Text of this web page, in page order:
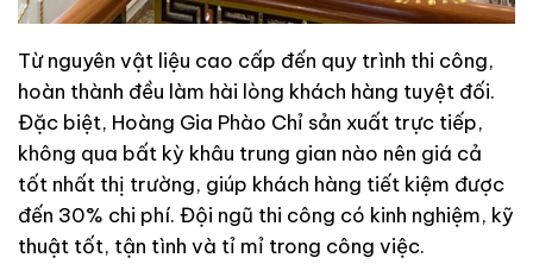
Từ nguyên vật liệu cao cấp đến quy trình thi công,
hoàn thành đều làm hài lòng khách hàng tuyệt đối.
Đặc biệt, Hoàng Gia Phào Chỉ sản xuất trực tiếp,
không qua bất kỳ khâu trung gian nào nên giá cả
tốt nhất thị trường, giúp khách hàng tiết kiệm được
đến 30% chi phí. Đội ngũ thi công có kinh nghiệm, kỹ
thuật tốt, tận tình và tỉ mỉ trong công việc.